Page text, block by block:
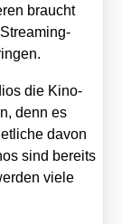
braucht
Strea­ming­
die Kino­
denn es
davon
sind bereits
vie­le